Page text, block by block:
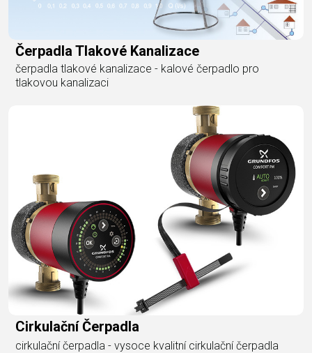
Čerpadla Tlakové Kanalizace
čerpadla tlakové kanalizace - kalové čerpadlo pro
tlakovou kanalizaci
Cirkulační Čerpadla
cirkulační čerpadla - vysoce kvalitní cirkulační čerpadla